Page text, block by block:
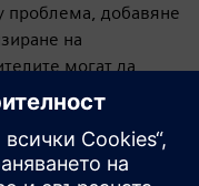
проблема, добавяне
на
могат да
шум и да го
право, не само ще
и ще изградят